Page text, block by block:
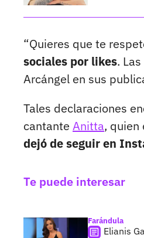
“Quieres que te
sociales por likes.
Arcángel en sus
Tales declaraciones
cantante Anitta, quien
dejó de seguir en
Te puede interesar
Farándula
Elianis